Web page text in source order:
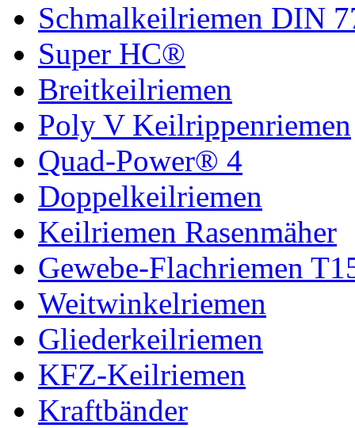
Schmalkeilriemen DIN
Super HC®
Breitkeilriemen
Poly V Keilrippenriemen
Quad-Power® 4
Doppelkeilriemen
Keilriemen Rasenmäher
Gewebe-Flachriemen
Weitwinkelriemen
Gliederkeilriemen
KFZ-Keilriemen
Kraftbänder